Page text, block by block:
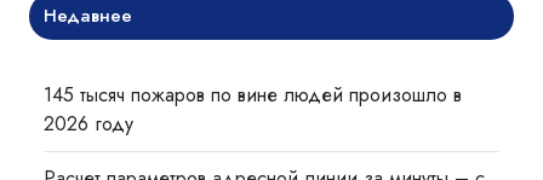
Недавнее
145 тысяч пожаров по вине людей произошло в
2026 году